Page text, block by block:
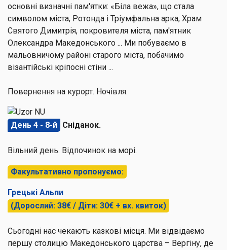
основні визначні пам'ятки: «Біла вежа», що стала
символом міста, Ротонда і Тріумфальна арка, Храм
Святого Димитрія, покровителя міста, пам'ятник
Олександра Македонського ... Ми побуваємо в
мальовничому районі старого міста, побачимо
візантійські кріпосні стіни ...
Повернення на курорт. Ночівля.
День 4 - 8-й Сніданок.
Вільний день. Відпочинок на морі.
Факультативно пропонуємо:
Грецькі Альпи
(Дорослий: 38€ / Діти: 30€ + вх. квиток)
Сьогодні нас чекають казкові місця. Ми відвідаємо
першу столицю Македонського царства – Вергіну, де